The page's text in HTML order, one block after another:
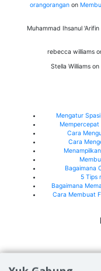
orangoranganon
Muhammad Ihsanul 'Arifin
rebecca williams
Stella Williams on
Mengatur
Mempercepat
Cara
Cara
Bagaimana
5 Tips
Bagaimana
Cara Membuat